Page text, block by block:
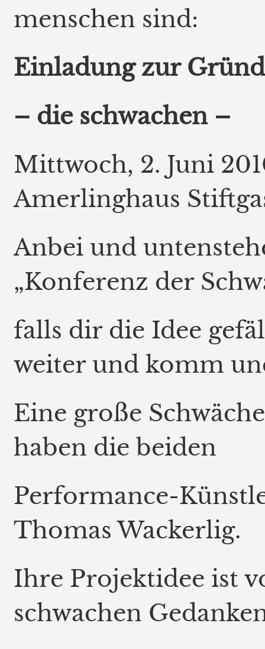
menschen sind:
Einladung zur
– die schwachen –
Mittwoch, 2. Juni
Amerlinghaus
Anbei und
„Konferenz der
falls dir die Idee
weiter und komm
Eine große
haben die beiden
Performance-
Thomas Wackerlig.
Ihre Projektidee ist
schwachen